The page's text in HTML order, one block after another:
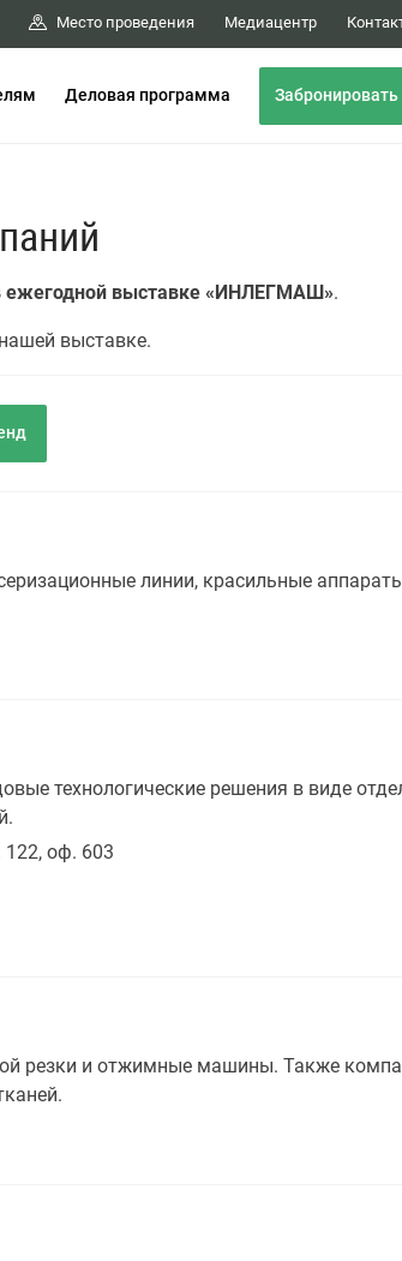
Место проведения Медиацентр
Деловая программа Забронировать
ежегодной выставке «ИНЛЕГМАШ».
выставке.
линии, красильные
технологические решения в виде
122, оф. 603
резки и отжимные машины. Также